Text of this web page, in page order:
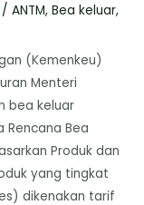
/ ANTM, Bea keluar,
(Kemenkeu)
Menteri
bea keluar
Rencana Bea
Produk dan
yang tingkat
dikenakan tarif